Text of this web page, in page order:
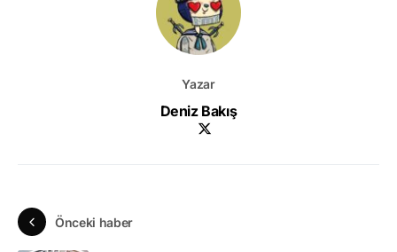
Yazar
Deniz Bakış
Önceki haber